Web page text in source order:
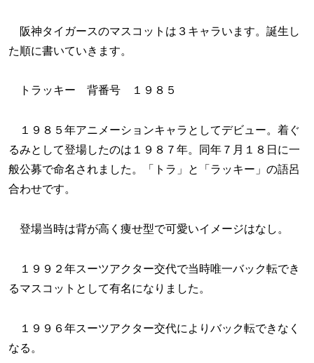
阪神タイガースのマスコットは３キャラいます。誕生し
た順に書いていきます。
トラッキー 背番号 １９８５
１９８５年アニメーションキャラとしてデビュー。着ぐ
るみとして登場したのは１９８７年。同年７月１８日に一
般公募で命名されました。「トラ」と「ラッキー」の語呂
合わせです。
登場当時は背が高く痩せ型で可愛いイメージはなし。
１９９２年スーツアクター交代で当時唯一バック転でき
るマスコットとして有名になりました。
１９９６年スーツアクター交代によりバック転できなく
なる。